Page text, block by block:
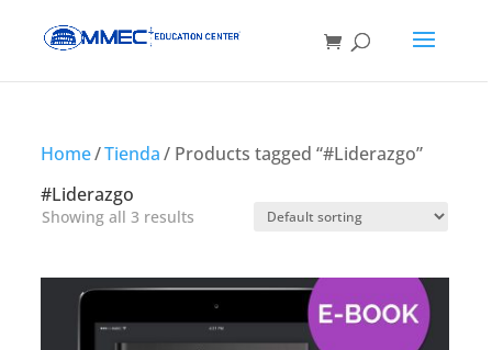
Home/Tienda/ Products tagged “#Liderazgo”
#Liderazgo
Showing all 3 results